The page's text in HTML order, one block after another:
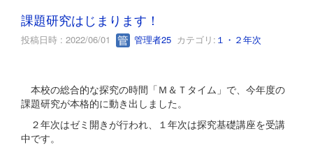
課題研究はじまります！
投稿日時 : 2022/06/01 管理者25 カテゴリ: １・２年次
本校の総合的な探究の時間「Ｍ＆Ｔタイム」で、今年度の
課題研究が本格的に動き出しました。
２年次はゼミ開きが行われ、１年次は探究基礎講座を受講
中です。